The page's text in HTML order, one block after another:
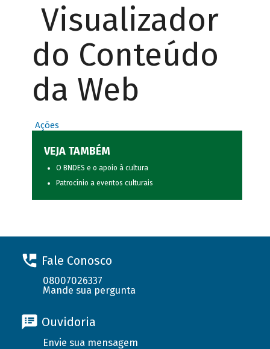
Visualizador
do Conteúdo
da Web
Ações
VEJA TAMBÉM
O BNDES e o apoio à cultura
Patrocínio a eventos culturais
Fale Conosco
08007026337
Mande sua pergunta
Ouvidoria
Envie sua mensagem